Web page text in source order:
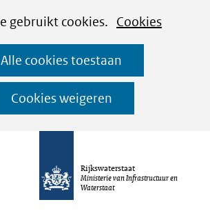
gebruikt cookies. Cookies
Alle cookies toestaan
Cookies weigeren
Ga
naar
de
inhoud
Rijkswaterstaat
Ministerie van Infrastructuur en
Waterstaat